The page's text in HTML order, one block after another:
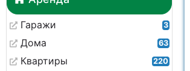
Гаражи 3
Дома 63
Квартиры 220